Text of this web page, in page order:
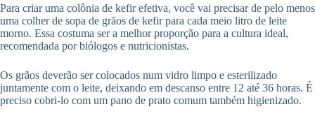
Para criar uma colônia de kefir efetiva, você vai precisar de pelo menos
uma colher de sopa de grãos de kefir para cada meio litro de leite
morno. Essa costuma ser a melhor proporção para a cultura ideal,
recomendada por biólogos e nutricionistas.
Os grãos deverão ser colocados num vidro limpo e esterilizado
juntamente com o leite, deixando em descanso entre 12 até 36 horas. É
preciso cobri-lo com um pano de prato comum também higienizado.